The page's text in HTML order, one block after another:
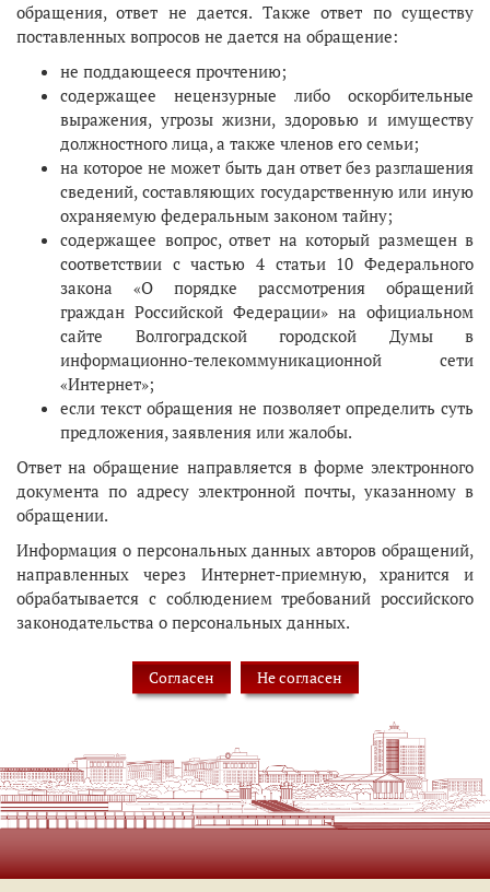
обращения, ответ не дается. Также ответ по существу
поставленных вопросов не дается на обращение:
не поддающееся прочтению;
содержащее нецензурные либо оскорбительные
выражения, угрозы жизни, здоровью и имуществу
должностного лица, а также членов его семьи;
на которое не может быть дан ответ без разглашения
сведений, составляющих государственную или иную
охраняемую федеральным законом тайну;
содержащее вопрос, ответ на который размещен в
соответствии с частью 4 статьи 10 Федерального
закона «О порядке рассмотрения обращений
граждан Российской Федерации» на официальном
сайте Волгоградской городской Думы в
информационно-телекоммуникационной сети
«Интернет»;
если текст обращения не позволяет определить суть
предложения, заявления или жалобы.
Ответ на обращение направляется в форме электронного
документа по адресу электронной почты, указанному в
обращении.
Информация о персональных данных авторов обращений,
направленных через Интернет-приемную, хранится и
обрабатывается с соблюдением требований российского
законодательства о персональных данных.
Согласен Не согласен